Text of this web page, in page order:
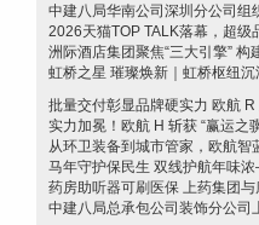
中建八局华南公司深圳分公司组
2026天猫TOP TALK落幕，超级
洲际酒店集团聚焦“三大引擎” 构
虹桥之星 璀璨焕新｜虹桥枢纽
批量交付彰显品牌硬实力 欧航 R
实力加冕！欧航 H 斩获 “赢运之
从环卫装备到城市管家，欧航智
马年守护保民生 双线护航年味
药房助听器可刷医保 上药集团与
中建八局总承包公司装饰分公司